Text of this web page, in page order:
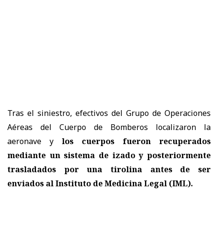
Tras el siniestro, efectivos del Grupo de Operaciones
Aéreas del Cuerpo de Bomberos localizaron la
aeronave y los cuerpos fueron recuperados
mediante un sistema de izado y posteriormente
trasladados por una tirolina antes de ser
enviados al Instituto de Medicina Legal (IML).